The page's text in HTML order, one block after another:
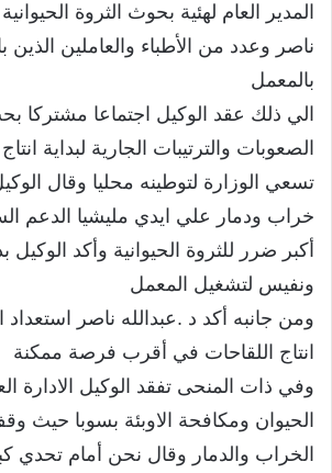
المدير العام لهئية بحوث الثروة
ناصر وعدد من الأطباء والعاملين الذين
بالمعمل
الي ذلك عقد الوكيل اجتماعا مشتركا
الصعوبات والترتيبات الجارية لبداية
تسعي الوزارة لتوطينه محليا وقال
خراب ودمار علي ايدي مليشيا الدعم
أكبر ضرر للثروة الحيوانية وأكد
ونفيس لتشغيل المعمل
ومن جانبه أكد د .عبدالله ناصر استعداد
انتاج اللقاحات في أقرب فرصة ممكنة
وفي ذات المنحى تفقد الوكيل الادارة
الحيوان ومكافحة الاوبئة بسوبا
الخراب والدمار وقال نحن أمام تحدي